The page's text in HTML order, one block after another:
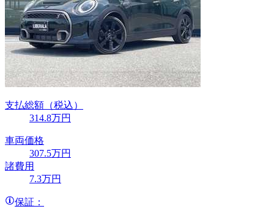
支払総額 （税込）
314.8万円
車両価格
307.5万円
諸費用
7.3万円
保証：